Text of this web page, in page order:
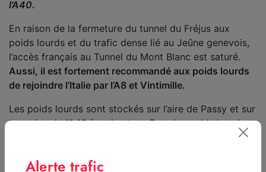
l’A40.
En raison de la fermeture du tunnel du Fréjus aux
poids lourds et du trafic dense lié au Jeûne genevois,
l’accès français au Tunnel du Mont Blanc est saturé.
Aussi, il est fortement recommandé aux poids lourds
de rejoindre l’Italie par l’A8 et Vintimille.
Les poids lourds sont stockés sur l’aire de Passy et sur
les voies de l’A40 à sa hauteur. Pour les poids lourds
déjà sur l’A40, il leur est fortement recommandé de
Alerte trafic